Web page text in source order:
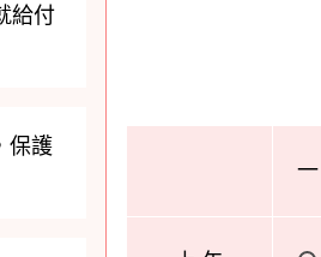
給付
保護
一